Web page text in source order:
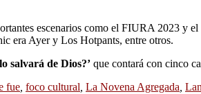
escenarios como el FIURA 2023 y
era Ayer y Los Hotpants, entre otros.
salvará de Dios?’ que contará con cinco
fue, foco cultural, La Novena Agregada,